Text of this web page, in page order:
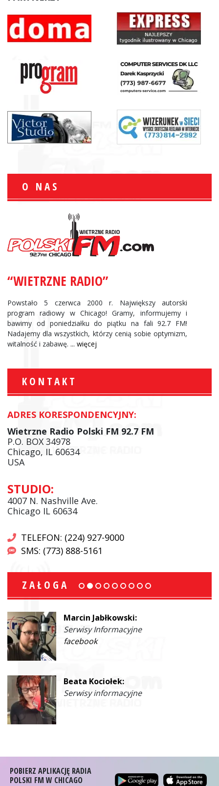
O NAS
“WIETRZNE RADIO”
Powstało 5 czerwca 2000 r. Największy autorski
program radiowy w Chicago! Gramy, informujemy i
bawimy od poniedziałku do piątku na fali 92.7 FM!
Nadajemy dla wszystkich, którzy cenią sobie optymizm,
witalność i zabawę. ... więcej
KONTAKT
ADRES KORESPONDENCYJNY:
Wietrzne Radio Polski FM 92.7 FM
P.O. BOX 34978
Chicago, IL 60634
USA
STUDIO:
4007 N. Nashville Ave.
Chicago IL 60634
TELEFON: (224) 927-9000
SMS: (773) 888-5161
ZAŁOGA
Marcin Jabłkowski:
Serwisy Informacyjne
facebook
Beata Kociołek:
Serwisy informacyjne
POBIERZ APLIKACJĘ RADIA
POLSKI FM W CHICAGO